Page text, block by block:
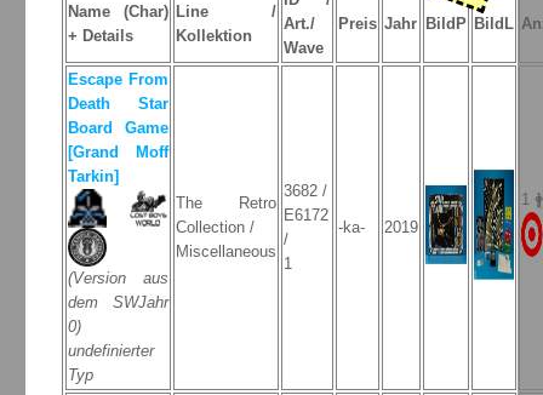
Name (Char)
+ Details
Line /
Kollektion
Art./
Wave
Preis Jahr BildP BildL
Escape From
Death Star
Board Game
[Grand Moff
Tarkin]
(Version aus
dem SWJahr
0)
undefinierter
Typ
The Retro
Collection /
Miscellaneous
3682 /
E6172
/
1
-ka- 2019
1